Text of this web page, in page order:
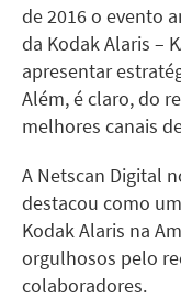
de 2016 o evento
da Kodak Alaris –
apresentar
Além, é claro, do
melhores canais
A Netscan Digital
destacou como
Kodak Alaris na
orgulhosos pelo
colaboradores.